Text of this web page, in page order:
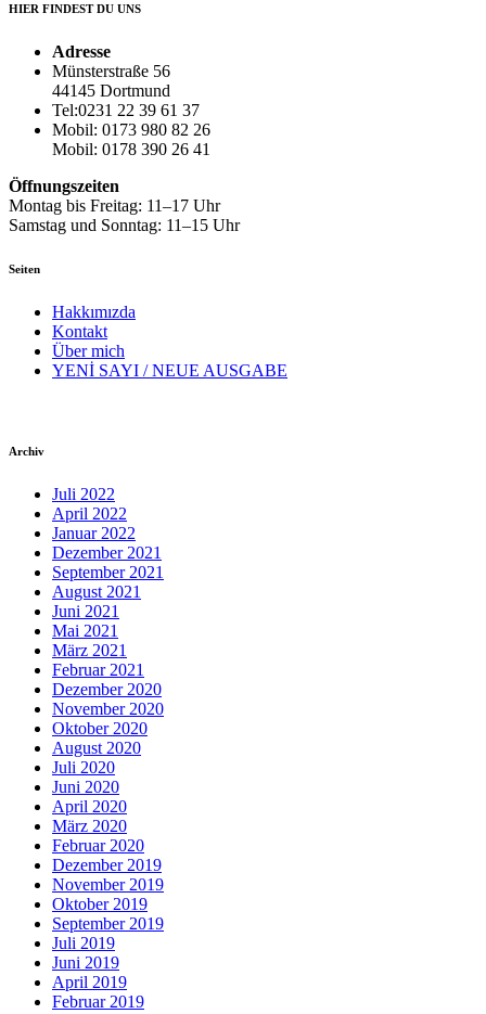
HIER FINDEST DU UNS
Adresse
Münsterstraße 56
44145 Dortmund
Tel:0231 22 39 61 37
Mobil: 0173 980 82 26
Mobil: 0178 390 26 41
Öffnungszeiten
Montag bis Freitag: 11–17 Uhr
Samstag und Sonntag: 11–15 Uhr
Seiten
Hakkımızda
Kontakt
Über mich
YENİ SAYI / NEUE AUSGABE
Archiv
Juli 2022
April 2022
Januar 2022
Dezember 2021
September 2021
August 2021
Juni 2021
Mai 2021
März 2021
Februar 2021
Dezember 2020
November 2020
Oktober 2020
August 2020
Juli 2020
Juni 2020
April 2020
März 2020
Februar 2020
Dezember 2019
November 2019
Oktober 2019
September 2019
Juli 2019
Juni 2019
April 2019
Februar 2019